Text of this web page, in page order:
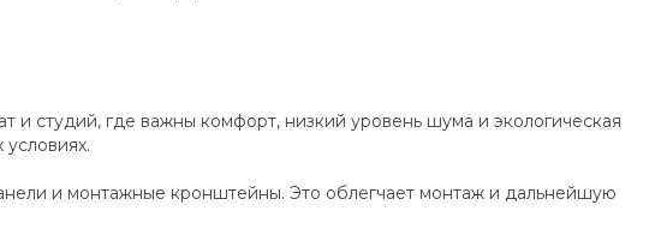
студий, где важны комфорт, низкий уровень шума и экологическая
и монтажные кронштейны. Это облегчает монтаж и дальнейшую